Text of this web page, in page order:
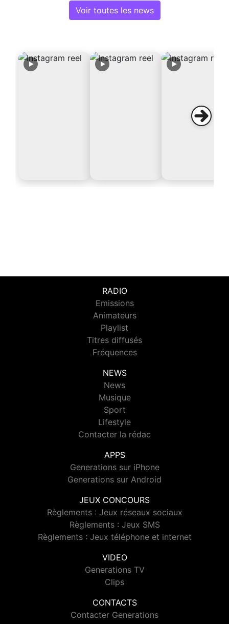
Voir toutes les news
RADIO
Emissions
Animateurs
Playlist
Titres diffusés
Fréquences
NEWS
News
Musique
Sport
Lifestyle
Contacter la rédac
APPS
Generations sur iPhone
Generations sur Android
JEUX CONCOURS
Règlements : Jeux réseaux sociaux
Règlements : Jeux SMS
Règlements : Jeux téléphone et internet
VIDEO
Generations TV
Clips
CONTACTS
Contacter Generations